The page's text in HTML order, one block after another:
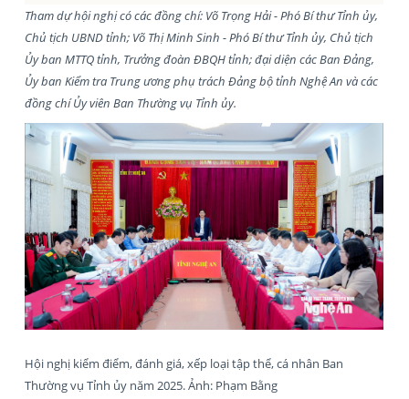
Tham dự hội nghị có các đồng chí: Võ Trọng Hải - Phó Bí thư Tỉnh ủy,
Chủ tịch UBND tỉnh; Võ Thị Minh Sinh - Phó Bí thư Tỉnh ủy, Chủ tịch
Ủy ban MTTQ tỉnh, Trưởng đoàn ĐBQH tỉnh; đại diện các Ban Đảng,
Ủy ban Kiểm tra Trung ương phụ trách Đảng bộ tỉnh Nghệ An và các
đồng chí Ủy viên Ban Thường vụ Tỉnh ủy.
Hội nghị kiểm điểm, đánh giá, xếp loại tập thể, cá nhân Ban
Thường vụ Tỉnh ủy năm 2025. Ảnh: Phạm Bằng